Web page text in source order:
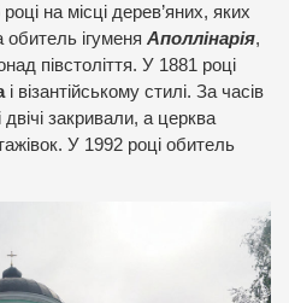
на місці дерев’яних, яких
ігуменя Аполлінарія,
півстоліття. У 1881 році
і візантійському стилі. За часів
закривали, а церква
У 1992 році обитель